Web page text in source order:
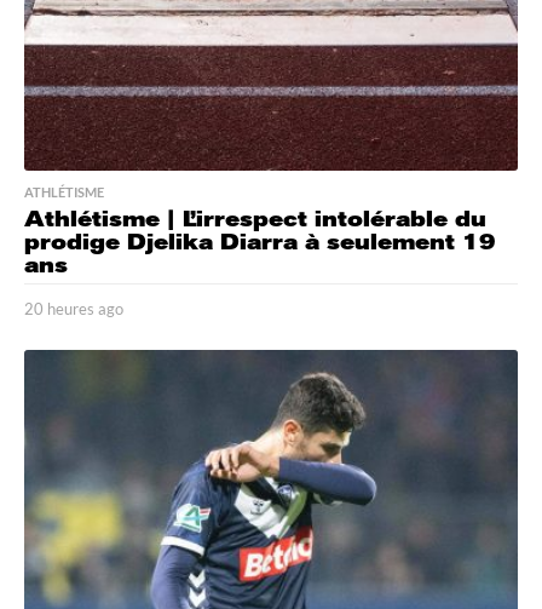
ATHLÉTISME
Athlétisme | L’irrespect intolérable du
prodige Djelika Diarra à seulement 19
ans
20 heures ago
h
o